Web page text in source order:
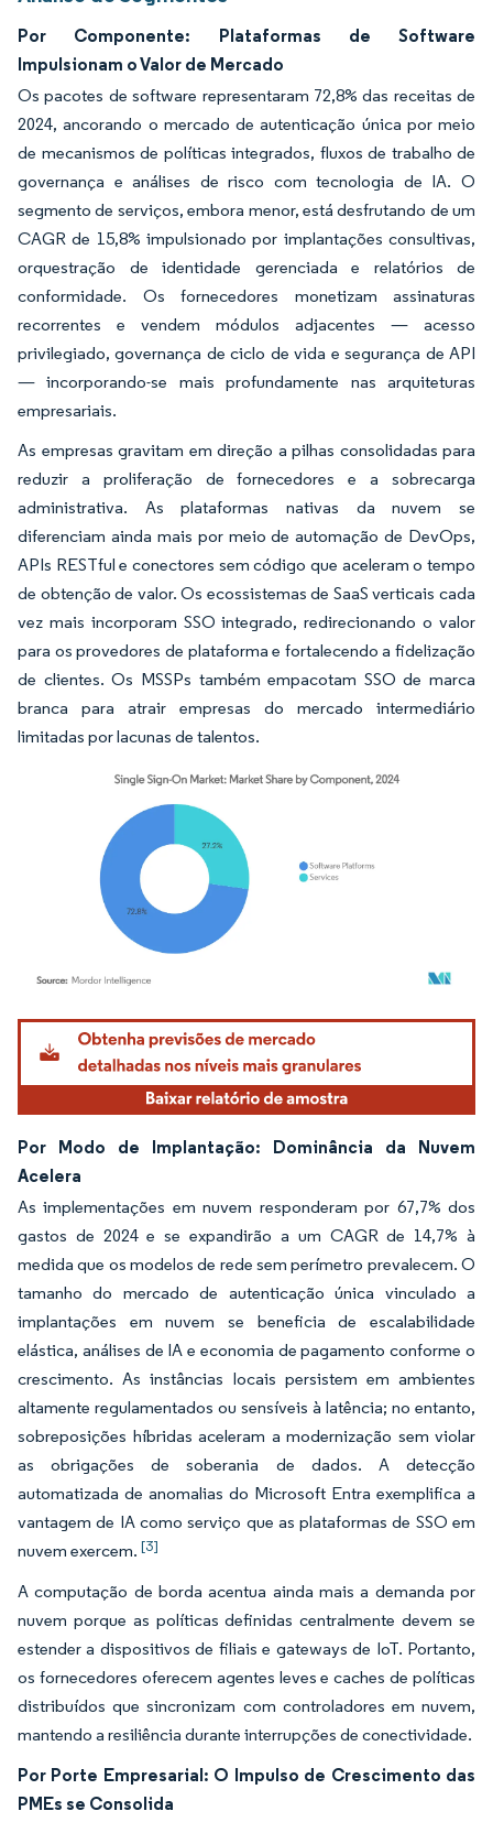
Por Componente: Plataformas de Software
Impulsionam o Valor de Mercado
Os pacotes de software representaram 72,8% das receitas de
2024, ancorando o mercado de autenticação única por meio
de mecanismos de políticas integrados, fluxos de trabalho de
governança e análises de risco com tecnologia de IA. O
segmento de serviços, embora menor, está desfrutando de um
CAGR de 15,8% impulsionado por implantações consultivas,
orquestração de identidade gerenciada e relatórios de
conformidade. Os fornecedores monetizam assinaturas
recorrentes e vendem módulos adjacentes — acesso
privilegiado, governança de ciclo de vida e segurança de API
— incorporando-se mais profundamente nas arquiteturas
empresariais.
As empresas gravitam em direção a pilhas consolidadas para
reduzir a proliferação de fornecedores e a sobrecarga
administrativa. As plataformas nativas da nuvem se
diferenciam ainda mais por meio de automação de DevOps,
APIs RESTful e conectores sem código que aceleram o tempo
de obtenção de valor. Os ecossistemas de SaaS verticais cada
vez mais incorporam SSO integrado, redirecionando o valor
para os provedores de plataforma e fortalecendo a fidelização
de clientes. Os MSSPs também empacotam SSO de marca
branca para atrair empresas do mercado intermediário
limitadas por lacunas de talentos.
Imagem © Mordor Intelligence. O reuso requer atribuição conforme CC BY 4.0.
Por Modo de Implantação: Dominância da Nuvem
Acelera
As implementações em nuvem responderam por 67,7% dos
gastos de 2024 e se expandirão a um CAGR de 14,7% à
medida que os modelos de rede sem perímetro prevalecem. O
tamanho do mercado de autenticação única vinculado a
implantações em nuvem se beneficia de escalabilidade
elástica, análises de IA e economia de pagamento conforme o
crescimento. As instâncias locais persistem em ambientes
altamente regulamentados ou sensíveis à latência; no entanto,
sobreposições híbridas aceleram a modernização sem violar
as obrigações de soberania de dados. A detecção
automatizada de anomalias do Microsoft Entra exemplifica a
vantagem de IA como serviço que as plataformas de SSO em
nuvem exercem. [3]
A computação de borda acentua ainda mais a demanda por
nuvem porque as políticas definidas centralmente devem se
estender a dispositivos de filiais e gateways de IoT. Portanto,
os fornecedores oferecem agentes leves e caches de políticas
distribuídos que sincronizam com controladores em nuvem,
mantendo a resiliência durante interrupções de conectividade.
Por Porte Empresarial: O Impulso de Crescimento das
PMEs se Consolida